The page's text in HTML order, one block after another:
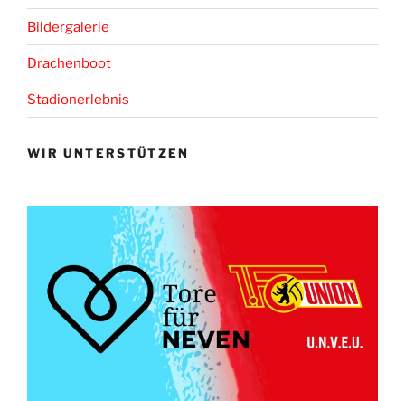
Bildergalerie
Drachenboot
Stadionerlebnis
WIR UNTERSTÜTZEN